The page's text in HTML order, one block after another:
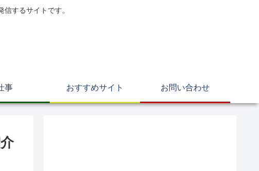
するサイトです。
事 おすすめサイト お問い合わせ